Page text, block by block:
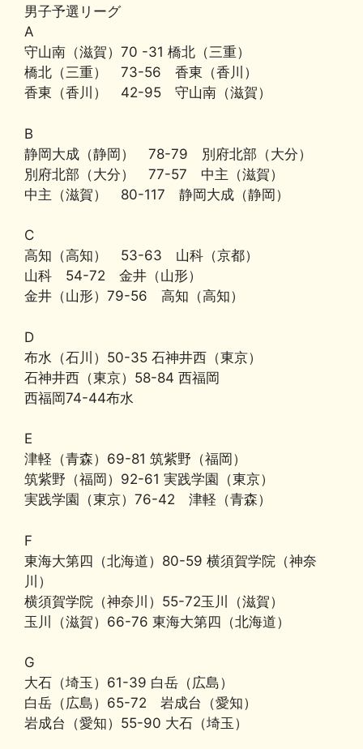
c
e
b
o
k
s
k
y
n
a
y
Li
n
男子予選リーグ
A
守山南（滋賀）70 -31 橋北（三重）
橋北（三重） 73-56 香東（香川）
香東（香川） 42-95 守山南（滋賀）
B
静岡大成（静岡） 78-79 別府北部（大分）
別府北部（大分） 77-57 中主（滋賀）
中主（滋賀） 80-117 静岡大成（静岡）
C
高知（高知） 53-63 山科（京都）
山科 54-72 金井（山形）
金井（山形）79-56 高知（高知）
D
布水（石川）50-35 石神井西（東京）
石神井西（東京）58-84 西福岡
西福岡74-44布水
E
津軽（青森）69-81 筑紫野（福岡）
筑紫野（福岡）92-61 実践学園（東京）
実践学園（東京）76-42 津軽（青森）
F
東海大第四（北海道）80-59 横須賀学院（神奈
川）
横須賀学院（神奈川）55-72玉川（滋賀）
玉川（滋賀）66-76 東海大第四（北海道）
G
大石（埼玉）61-39 白岳（広島）
白岳（広島）65-72 岩成台（愛知）
岩成台（愛知）55-90 大石（埼玉）